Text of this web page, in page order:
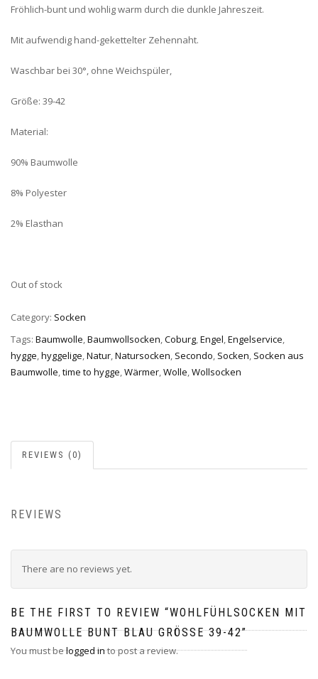
Fröhlich-bunt und wohlig warm durch die dunkle Jahreszeit.
Mit aufwendig hand-gekettelter Zehennaht.
Waschbar bei 30°, ohne Weichspüler,
Größe: 39-42
Material:
90% Baumwolle
8% Polyester
2% Elasthan
Out of stock
Category: Socken
Tags: Baumwolle,Baumwollsocken,Coburg,Engel,Engelservice,
hygge,hyggelige,Natur,Natursocken, Secondo, Socken, Socken aus
Baumwolle,time to hygge,Wärmer,Wolle,Wollsocken
REVIEWS (0)
REVIEWS
There are no reviews yet.
BE THE FIRST TO REVIEW “WOHLFÜHLSOCKEN MIT
BAUMWOLLE BUNT BLAU GRÖSSE 39-42”
You must belogged into post a review.